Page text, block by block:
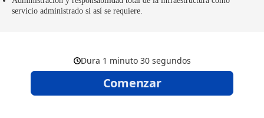
servicio administrado si así se requiere.